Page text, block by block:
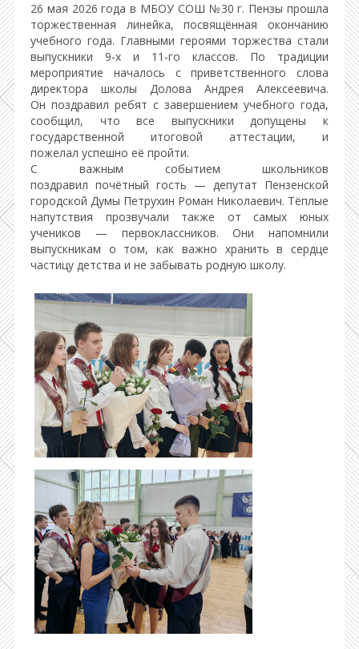
26 мая 2026 года в МБОУ СОШ №30 г. Пензы прошла
торжественная линейка, посвящённая окончанию
учебного года. Главными героями торжества стали
выпускники 9‑х и 11‑го классов. По традиции
мероприятие началось с приветственного слова
директора школы Долова Андрея Алексеевича.
Он поздравил ребят с завершением учебного года,
сообщил, что все выпускники допущены к
государственной итоговой аттестации, и
пожелал успешно её пройти.
С важным событием школьников
поздравил почётный гость — депутат Пензенской
городской Думы Петрухин Роман Николаевич. Тёплые
напутствия прозвучали также от самых юных
учеников — первоклассников. Они напомнили
выпускникам о том, как важно хранить в сердце
частицу детства и не забывать родную школу.